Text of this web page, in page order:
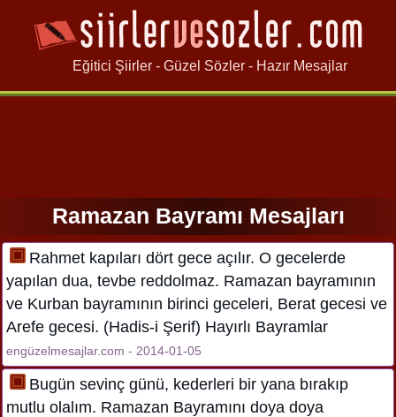
Eğitici Şiirler - Güzel Sözler - Hazır Mesajlar
Ramazan Bayramı Mesajları
Rahmet kapıları dört gece açılır. O gecelerde
yapılan dua, tevbe reddolmaz. Ramazan bayramının
ve Kurban bayramının birinci geceleri, Berat gecesi ve
Arefe gecesi. (Hadis-i Şerif) Hayırlı Bayramlar
engüzelmesajlar.com - 2014-01-05
Bugün sevinç günü, kederleri bir yana bırakıp
mutlu olalım. Ramazan Bayramını doya doya